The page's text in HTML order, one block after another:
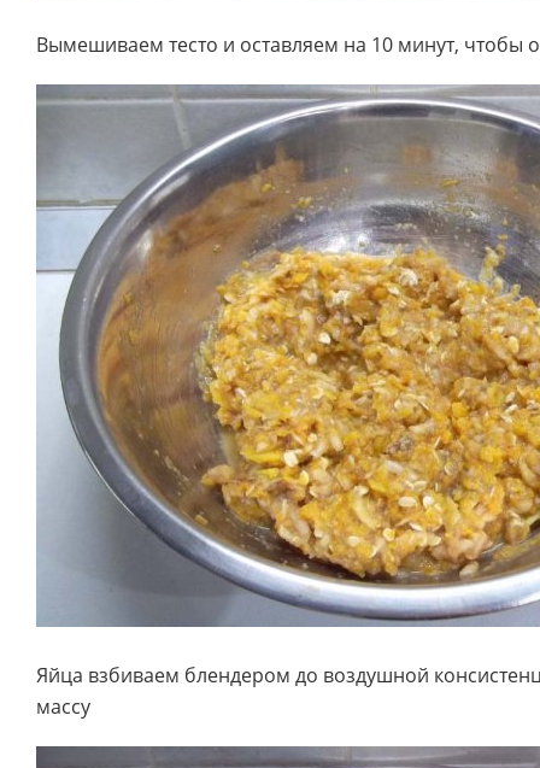
Вымешиваем тесто и оставляем на 10 минут, чтобы
Яйца взбиваем блендером до воздушной
массу